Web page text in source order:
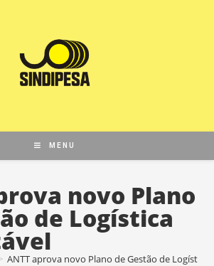
MENU
novo Plano
de Logística
ANTT aprova novo Plano de Gestão de Logística